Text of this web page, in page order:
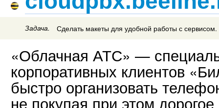
Задача. Сделать макеты для удобной работы с сервисом.
«Облачная АТС» —
корпоративных клиентов
быстро организовать
не покупая при этом